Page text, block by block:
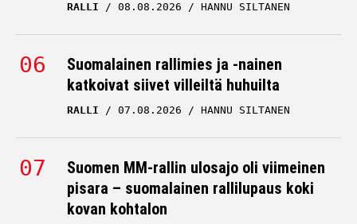
RALLI 08.08.2026 HANNU SILTANEN
Suomalainen rallimies ja -nainen
katkoivat siivet villeiltä huhuilta
RALLI 07.08.2026 HANNU SILTANEN
Suomen MM-rallin ulosajo oli viimeinen
pisara – suomalainen rallilupaus koki
kovan kohtalon